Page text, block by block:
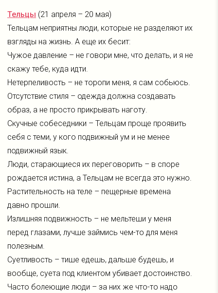
Тельцы (21 апреля – 20 мая)
Тельцам неприятны люди, которые не разделяют их
взгляды на жизнь. А еще их бесит:
Чужое давление – не говори мне, что делать, и я не
скажу тебе, куда идти.
Нетерпеливость – не торопи меня, я сам собьюсь.
Отсутствие стиля – одежда должна создавать
образ, а не просто прикрывать наготу.
Скучные собеседники – Тельцам проще проявить
себя с теми, у кого подвижный ум и не менее
подвижный язык.
Люди, старающиеся их переговорить – в споре
рождается истина, а Тельцам не всегда это нужно.
Растительность на теле – пещерные времена
давно прошли.
Излишняя подвижность – не мельтеши у меня
перед глазами, лучше займись чем-то для меня
полезным.
Суетливость – тише едешь, дальше будешь, и
вообще, суета под клиентом убивает достоинство.
Часто болеющие люди – за них же что-то надо